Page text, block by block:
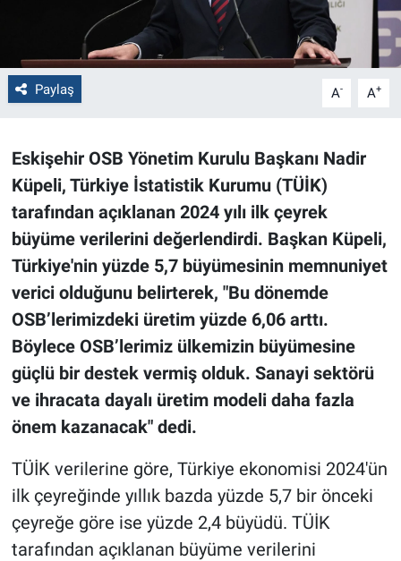
Paylaş A- A+
Eskişehir OSB Yönetim Kurulu Başkanı Nadir
Küpeli, Türkiye İstatistik Kurumu (TÜİK)
tarafından açıklanan 2024 yılı ilk çeyrek
büyüme verilerini değerlendirdi. Başkan Küpeli,
Türkiye'nin yüzde 5,7 büyümesinin memnuniyet
verici olduğunu belirterek, "Bu dönemde
OSB’lerimizdeki üretim yüzde 6,06 arttı.
Böylece OSB’lerimiz ülkemizin büyümesine
güçlü bir destek vermiş olduk. Sanayi sektörü
ve ihracata dayalı üretim modeli daha fazla
önem kazanacak" dedi.
TÜİK verilerine göre, Türkiye ekonomisi 2024'ün
ilk çeyreğinde yıllık bazda yüzde 5,7 bir önceki
çeyreğe göre ise yüzde 2,4 büyüdü. TÜİK
tarafından açıklanan büyüme verilerini
Çevre
Yerel
Bilim ve Teknoloji